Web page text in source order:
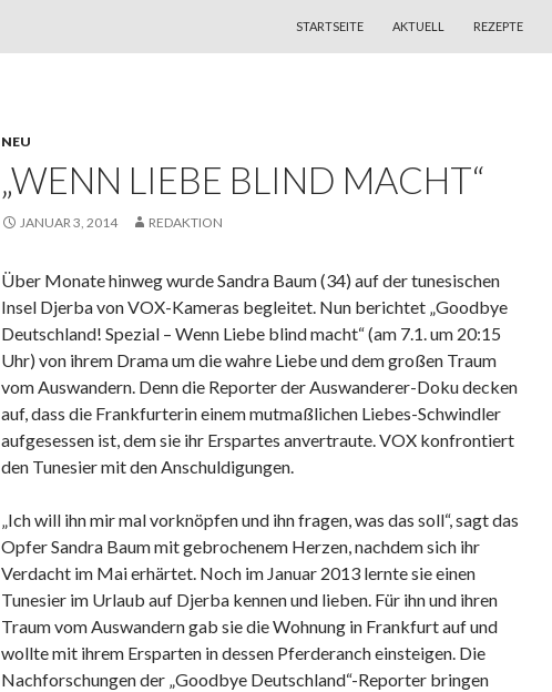
STARTSEITE
AKTUELL REZEPTE
NEU
„WENN LIEBE BLIND MACHT“
JANUAR 3, 2014 REDAKTION
Über Monate hinweg wurde Sandra Baum (34) auf der tunesischen
Insel Djerba von VOX-Kameras begleitet. Nun berichtet „Goodbye
Deutschland! Spezial – Wenn Liebe blind macht“ (am 7.1. um 20:15
Uhr) von ihrem Drama um die wahre Liebe und dem großen Traum
vom Auswandern. Denn die Reporter der Auswanderer-Doku decken
auf, dass die Frankfurterin einem mutmaßlichen Liebes-Schwindler
aufgesessen ist, dem sie ihr Erspartes anvertraute. VOX konfrontiert
den Tunesier mit den Anschuldigungen.
„Ich will ihn mir mal vorknöpfen und ihn fragen, was das soll“, sagt das
Opfer Sandra Baum mit gebrochenem Herzen, nachdem sich ihr
Verdacht im Mai erhärtet. Noch im Januar 2013 lernte sie einen
Tunesier im Urlaub auf Djerba kennen und lieben. Für ihn und ihren
Traum vom Auswandern gab sie die Wohnung in Frankfurt auf und
wollte mit ihrem Ersparten in dessen Pferderanch einsteigen. Die
Nachforschungen der „Goodbye Deutschland“-Reporter bringen